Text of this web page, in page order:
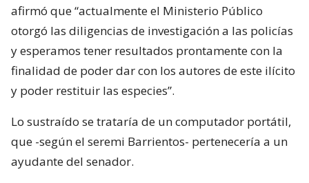
afirmó que “actualmente el Ministerio Público
otorgó las diligencias de investigación a las policías
y esperamos tener resultados prontamente con la
finalidad de poder dar con los autores de este ilícito
y poder restituir las especies”.
Lo sustraído se trataría de un computador portátil,
que -según el seremi Barrientos- pertenecería a un
ayudante del senador.